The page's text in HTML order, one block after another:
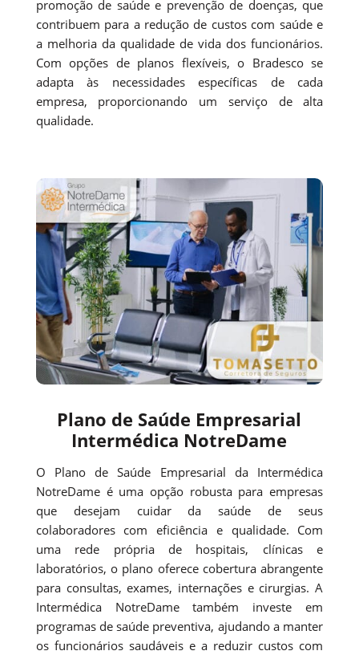
promoção de saúde e prevenção de doenças, que
contribuem para a redução de custos com saúde e
a melhoria da qualidade de vida dos funcionários.
Com opções de planos flexíveis, o Bradesco se
adapta às necessidades específicas de cada
empresa, proporcionando um serviço de alta
qualidade.
Plano de Saúde Empresarial
Intermédica NotreDame
O Plano de Saúde Empresarial da Intermédica
NotreDame é uma opção robusta para empresas
que desejam cuidar da saúde de seus
colaboradores com eficiência e qualidade. Com
uma rede própria de hospitais, clínicas e
laboratórios, o plano oferece cobertura abrangente
para consultas, exames, internações e cirurgias. A
Intermédica NotreDame também investe em
programas de saúde preventiva, ajudando a manter
os funcionários saudáveis e a reduzir custos com